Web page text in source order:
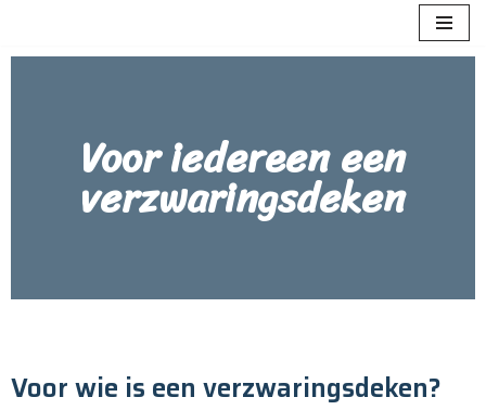
Meteen
Voor iedereen een
verzwaringsdeken
Voor wie is een verzwaringsdeken?